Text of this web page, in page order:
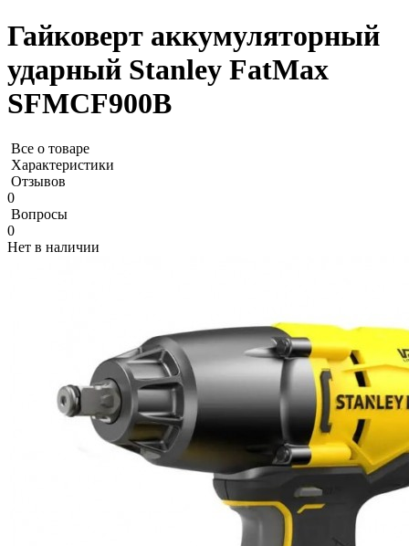
Гайковерт аккумуляторный
ударный Stanley FatMax
SFMCF900B
Все о товаре
Характеристики
Отзывов
0
Вопросы
0
Нет в наличии